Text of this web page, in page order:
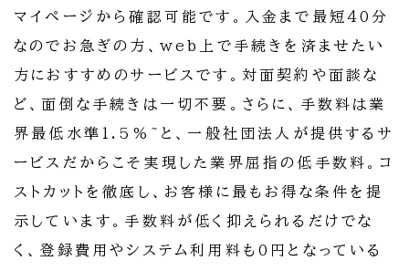
マイページから確認可能です。入金まで最短40分
なのでお急ぎの方、web上で手続きを済ませたい
方におすすめのサービスです。対面契約や面談な
ど、面倒な手続きは一切不要。さらに、手数料は業
界最低水準1.5%~と、一般社団法人が提供するサ
ービスだからこそ実現した業界屈指の低手数料。コ
ストカットを徹底し、お客様に最もお得な条件を提
示しています。手数料が低く抑えられるだけでな
く、登録費用やシステム利用料も0円となっている